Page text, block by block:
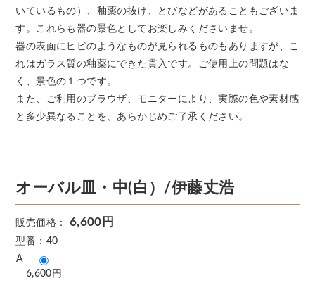
いているもの）、釉薬の抜け、とびなどがあることもございま
す。これらも器の景色としてお楽しみくださいませ。
器の表面にヒビのようなものが見られるものもありますが、こ
れはガラス質の釉薬にできた貫入です。ご使用上の問題はな
く、景色の１つです。
また、ご利用のブラウザ、モニターにより、実際の色や素材感
と多少異なることを、あらかじめご了承ください。
オーバル皿・中(白）/伊藤丈浩
販売価格： 6,600円
型番：40
A
6,600円